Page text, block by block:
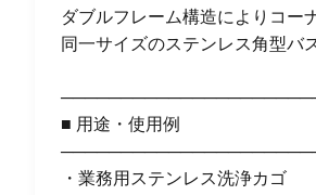
ダブルフレーム構造によりコー
同一サイズのステンレス角型バ
■ 用途・使用例
・業務用ステンレス洗浄カゴ